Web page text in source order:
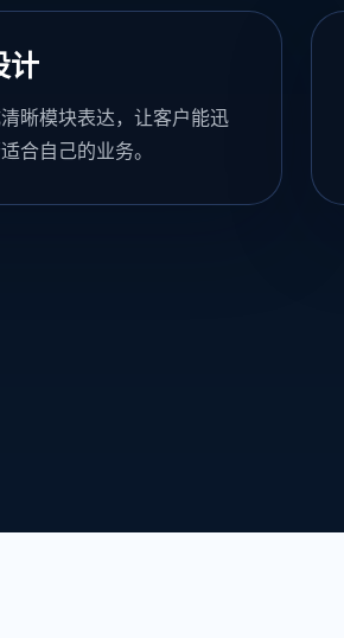
计
晰模块表达，让客户能迅
合自己的业务。